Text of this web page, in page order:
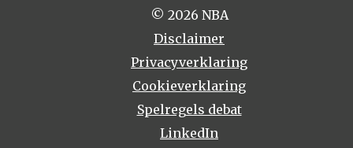
© 2026 NBA
Disclaimer
Privacyverklaring
Cookieverklaring
Spelregels debat
LinkedIn